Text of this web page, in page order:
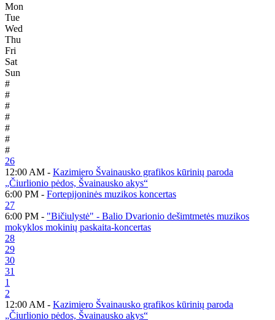
Mon
Tue
Wed
Thu
Fri
Sat
Sun
#
#
#
#
#
#
#
26
12:00 AM - Kazimiero Švainausko grafikos kūrinių paroda
„Čiurlionio pėdos, Švainausko akys“
6:00 PM - Fortepijoninės muzikos koncertas
27
6:00 PM - "Bičiulystė" - Balio Dvarionio dešimtmetės muzikos
mokyklos mokinių paskaita-koncertas
28
29
30
31
1
2
12:00 AM - Kazimiero Švainausko grafikos kūrinių paroda
„Čiurlionio pėdos, Švainausko akys“